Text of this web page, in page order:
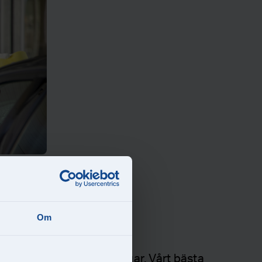
Om
t.ex. handtvätt av fälgar. Vårt bästa